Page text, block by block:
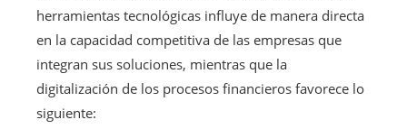
herramientas tecnológicas influye de manera directa
en la capacidad competitiva de las empresas que
integran sus soluciones, mientras que la
digitalización de los procesos financieros favorece lo
siguiente: